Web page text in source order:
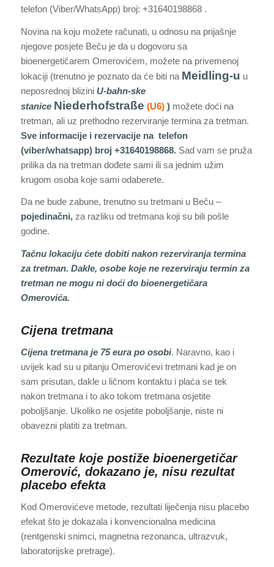
telefon (Viber/WhatsApp) broj: +31640198868 .
Novina na koju možete računati, u odnosu na prijašnje
njegove posjete Beču je da u dogovoru sa
bioenergetičarem Omerovićem, možete na privemenoj
lokaciji (trenutno je poznato da će biti na Meidling-u u
neposrednoj blizini U-bahn-ske
stanice Niederhofstraße (U6)) možete doći na
tretman, ali uz prethodno rezerviranje termina za tretman.
Sve informacije i rezervacije na telefon
(viber/whatsapp) broj +31640198868.Sad vam se pruža
prilika da na tretman dođete sami ili sa jednim užim
krugom osoba koje sami odaberete.
Da ne bude zabune, trenutno su tretmani u Beču –
pojedinačni, za razliku od tretmana koji su bili pošle
godine.
Tačnu lokaciju ćete dobiti nakon rezerviranja termina
za tretman. Dakle, osobe koje ne rezerviraju termin za
tretman ne mogu ni doći do bioenergetičara
Omerovića.
Cijena tretmana
Cijena tretmana je 75 eura po osobi. Naravno, kao i
uvijek kad su u pitanju Omerovićevi tretmani kad je on
sam prisutan, dakle u ličnom kontaktu i plaća se tek
nakon tretmana i to ako tokom tretmana osjetite
poboljšanje. Ukoliko ne osjetite poboljšanje, niste ni
obavezni platiti za tretman.
Rezultate koje postiže bioenergetičar
Omerović, dokazano je, nisu rezultat
placebo efekta
Kod Omerovićeve metode, rezultati liječenja nisu placebo
efekat što je dokazala i konvencionalna medicina
(rentgenski snimci, magnetna rezonanca, ultrazvuk,
laboratorijske pretrage).